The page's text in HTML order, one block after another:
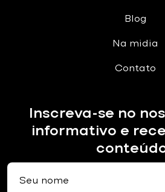
Blog
Na midia
Contato
Inscreva-se no
informativo e